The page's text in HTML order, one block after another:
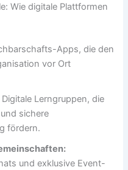
Wie digitale Plattformen
Apps, die den
vor Ort
Digitale Lerngruppen, die
sichere
fördern.
und exklusive Event-